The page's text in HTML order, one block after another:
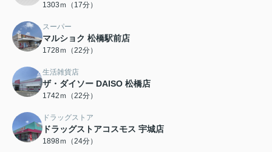
1303ｍ（17分）
スーパー
マルショク 松橋駅前店
1728ｍ（22分）
生活雑貨店
ザ・ダイソー DAISO 松橋店
1742ｍ（22分）
ドラッグストア
ドラッグストアコスモス 宇城店
1898ｍ（24分）